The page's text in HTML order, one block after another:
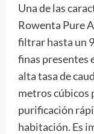
Una de las
Rowenta Pure
filtrar hasta un
finas presentes
alta tasa de
metros cúbicos
purificación
habitación. Es